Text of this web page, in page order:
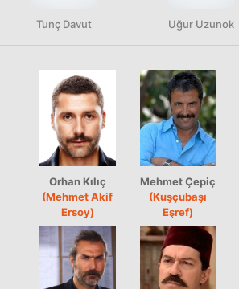
Tunç Davut Uğur Uzunok
Orhan Kılıç
(Mehmet Akif
Ersoy)
Mehmet Çepiç
(Kuşçubaşı
Eşref)